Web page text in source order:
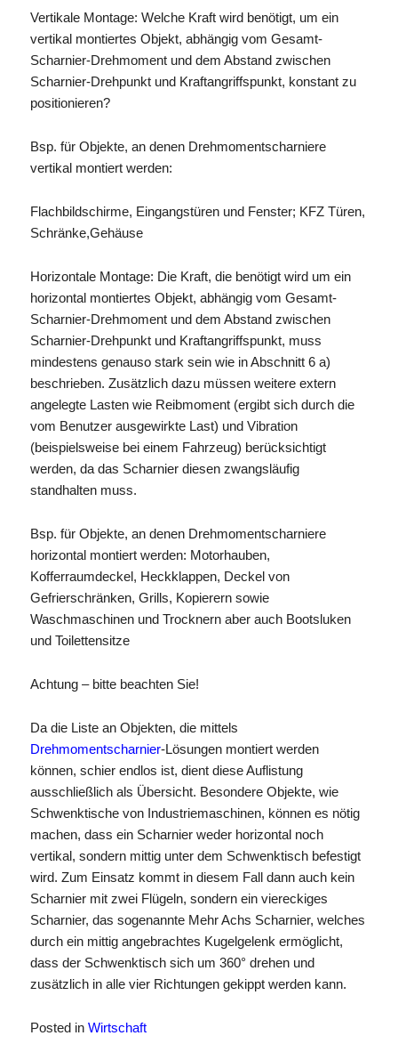
Vertikale Montage: Welche Kraft wird benötigt, um ein
vertikal montiertes Objekt, abhängig vom Gesamt-
Scharnier-Drehmoment und dem Abstand zwischen
Scharnier-Drehpunkt und Kraftangriffspunkt, konstant zu
positionieren?
Bsp. für Objekte, an denen Drehmomentscharniere
vertikal montiert werden:
Flachbildschirme, Eingangstüren und Fenster; KFZ Türen,
Schränke,Gehäuse
Horizontale Montage: Die Kraft, die benötigt wird um ein
horizontal montiertes Objekt, abhängig vom Gesamt-
Scharnier-Drehmoment und dem Abstand zwischen
Scharnier-Drehpunkt und Kraftangriffspunkt, muss
mindestens genauso stark sein wie in Abschnitt 6 a)
beschrieben. Zusätzlich dazu müssen weitere extern
angelegte Lasten wie Reibmoment (ergibt sich durch die
vom Benutzer ausgewirkte Last) und Vibration
(beispielsweise bei einem Fahrzeug) berücksichtigt
werden, da das Scharnier diesen zwangsläufig
standhalten muss.
Bsp. für Objekte, an denen Drehmomentscharniere
horizontal montiert werden: Motorhauben,
Kofferraumdeckel, Heckklappen, Deckel von
Gefrierschränken, Grills, Kopierern sowie
Waschmaschinen und Trocknern aber auch Bootsluken
und Toilettensitze
Achtung – bitte beachten Sie!
Da die Liste an Objekten, die mittels
Drehmomentscharnier-Lösungen montiert werden
können, schier endlos ist, dient diese Auflistung
ausschließlich als Übersicht. Besondere Objekte, wie
Schwenktische von Industriemaschinen, können es nötig
machen, dass ein Scharnier weder horizontal noch
vertikal, sondern mittig unter dem Schwenktisch befestigt
wird. Zum Einsatz kommt in diesem Fall dann auch kein
Scharnier mit zwei Flügeln, sondern ein viereckiges
Scharnier, das sogenannte Mehr Achs Scharnier, welches
durch ein mittig angebrachtes Kugelgelenk ermöglicht,
dass der Schwenktisch sich um 360° drehen und
zusätzlich in alle vier Richtungen gekippt werden kann.
Posted in Wirtschaft